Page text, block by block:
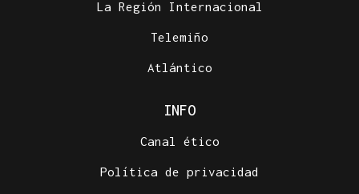
La Región Internacional
Telemiño
Atlántico
INFO
Canal ético
Política de privacidad